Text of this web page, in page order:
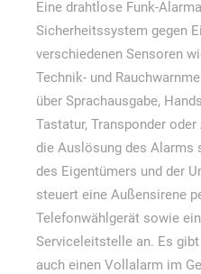
Eine drahtlose Funk-
Sicherheitssystem gegen
verschiedenen Sensoren
Technik- und
über Sprachausgabe,
Tastatur, Transponder
die Auslösung des Alarms
des Eigentümers und der
steuert eine Außensirene
Telefonwählgerät sowie
Serviceleitstelle an. Es
auch einen Vollalarm im